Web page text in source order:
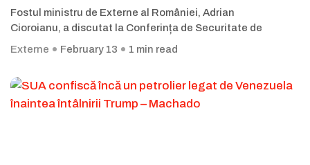
Fostul ministru de Externe al României, Adrian
Cioroianu, a discutat la Conferința de Securitate de
Externe
February 13 1 min read